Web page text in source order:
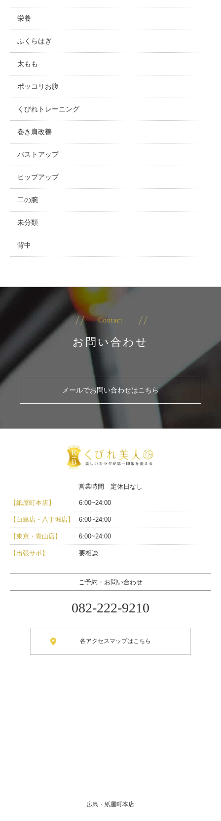
栄養
ふくらはぎ
太もも
ポッコリお腹
くびれトレーニング
巻き肩改善
バストアップ
ヒップアップ
二の腕
未分類
背中
Contact
お問い合わせ
メールでお問い合わせはこちら
営業時間 定休日なし
【紙屋町本店】 6:00~24:00
【白島店・八丁堀店】 6:00~24:00
【東京・青山店】 6:00~24:00
【出張サポ】 要相談
ご予約・お問い合わせ
082-222-9210
各アクセスマップはこちら
広島・紙屋町本店